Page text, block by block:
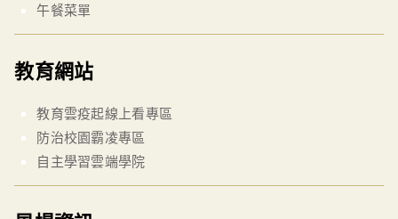
午餐菜單
教育網站
教育雲疫起線上看專區
防治校園霸凌專區
自主學習雲端學院